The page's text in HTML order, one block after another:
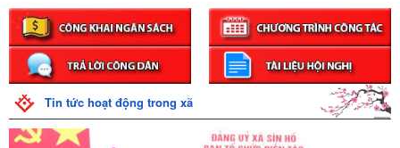
đảng ủy xã Sìn Hồ
Tin tức hoạt động trong xã